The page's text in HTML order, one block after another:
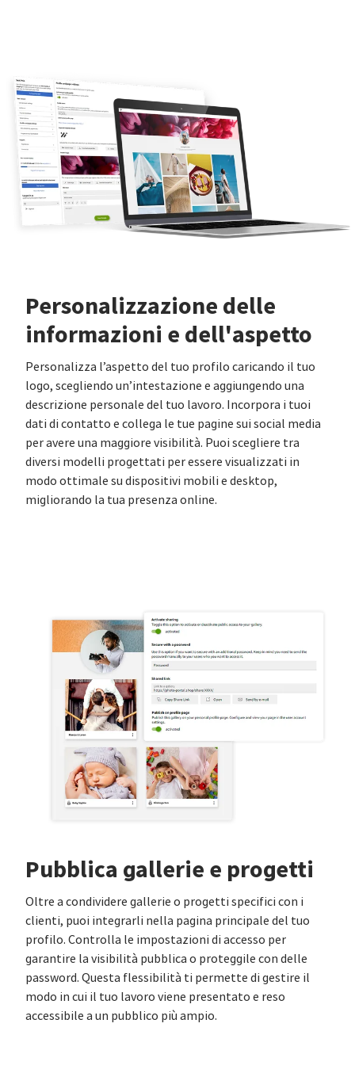
Personalizzazione delle
informazioni e dell'aspetto
Personalizza l’aspetto del tuo profilo caricando il tuo
logo, scegliendo un’intestazione e aggiungendo una
descrizione personale del tuo lavoro. Incorpora i tuoi
dati di contatto e collega le tue pagine sui social media
per avere una maggiore visibilità. Puoi scegliere tra
diversi modelli progettati per essere visualizzati in
modo ottimale su dispositivi mobili e desktop,
migliorando la tua presenza online.
Pubblica gallerie e progetti
Oltre a condividere gallerie o progetti specifici con i
clienti, puoi integrarli nella pagina principale del tuo
profilo. Controlla le impostazioni di accesso per
garantire la visibilità pubblica o proteggile con delle
password. Questa flessibilità ti permette di gestire il
modo in cui il tuo lavoro viene presentato e reso
accessibile a un pubblico più ampio.